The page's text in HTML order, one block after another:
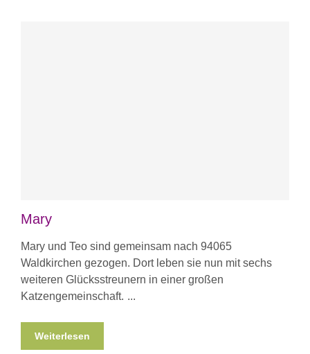
Mary
Mary und Teo sind gemeinsam nach 94065
Waldkirchen gezogen. Dort leben sie nun mit sechs
weiteren Glücksstreunern in einer großen
Katzengemeinschaft.
Weiterlesen